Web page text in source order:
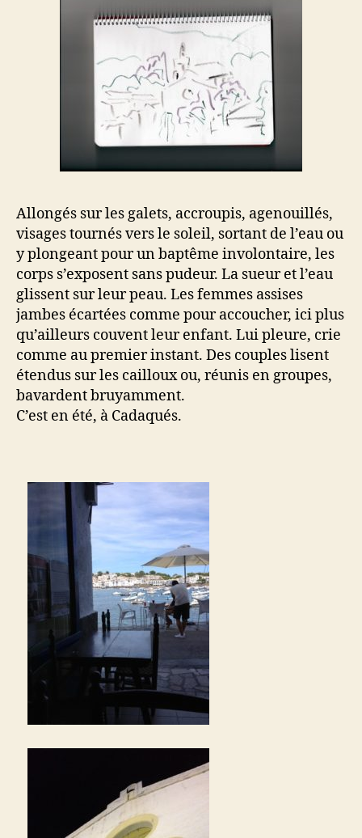
Allongés sur les galets, accroupis, agenouillés,
visages tournés vers le soleil, sortant de l’eau ou
y plongeant pour un baptême involontaire, les
corps s’exposent sans pudeur. La sueur et l’eau
glissent sur leur peau. Les femmes assises
jambes écartées comme pour accoucher, ici plus
qu’ailleurs couvent leur enfant. Lui pleure, crie
comme au premier instant. Des couples lisent
étendus sur les cailloux ou, réunis en groupes,
bavardent bruyamment.
C’est en été, à Cadaqués.